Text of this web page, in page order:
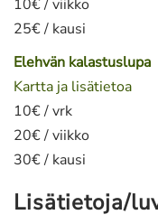
10€ / viikko
25€ / kausi
Elehvän kalastuslupa
Kartta ja lisätietoa
10€ / vrk
20€ / viikko
30€ / kausi
Lisätietoja/